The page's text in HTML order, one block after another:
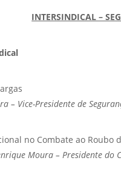
INTERSINDICAL –
– Vice-Presidente de
no Combate ao Roubo
Moura – Presidente do